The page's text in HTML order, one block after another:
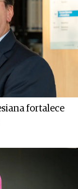
fortalece